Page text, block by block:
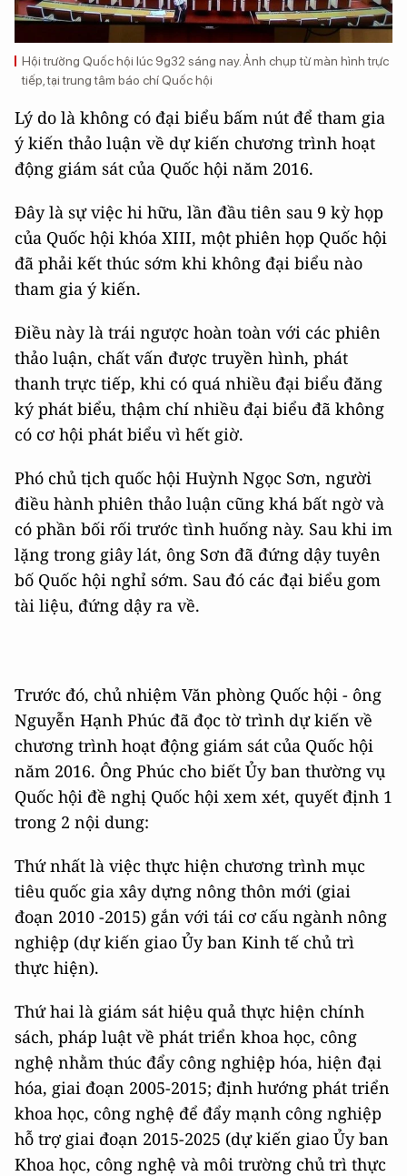
Hội trường Quốc hội lúc 9g32 sáng nay. Ảnh chụp từ màn hình trực
tiếp, tại trung tâm báo chí Quốc hội
Lý do là không có đại biểu bấm nút để tham gia
ý kiến thảo luận về dự kiến chương trình hoạt
động giám sát của Quốc hội năm 2016.
Đây là sự việc hi hữu, lần đầu tiên sau 9 kỳ họp
của Quốc hội khóa XIII, một phiên họp Quốc hội
đã phải kết thúc sớm khi không đại biểu nào
tham gia ý kiến.
Điều này là trái ngược hoàn toàn với các phiên
thảo luận, chất vấn được truyền hình, phát
thanh trực tiếp, khi có quá nhiều đại biểu đăng
ký phát biểu, thậm chí nhiều đại biểu đã không
có cơ hội phát biểu vì hết giờ.
Phó chủ tịch quốc hội Huỳnh Ngọc Sơn, người
điều hành phiên thảo luận cũng khá bất ngờ và
có phần bối rối trước tình huống này. Sau khi im
lặng trong giây lát, ông Sơn đã đứng dậy tuyên
bố Quốc hội nghỉ sớm. Sau đó các đại biểu gom
tài liệu, đứng dậy ra về.
Trước đó, chủ nhiệm Văn phòng Quốc hội - ông
Nguyễn Hạnh Phúc đã đọc tờ trình dự kiến về
chương trình hoạt động giám sát của Quốc hội
năm 2016. Ông Phúc cho biết Ủy ban thường vụ
Quốc hội đề nghị Quốc hội xem xét, quyết định 1
trong 2 nội dung:
Thứ nhất là việc thực hiện chương trình mục
tiêu quốc gia xây dựng nông thôn mới (giai
đoạn 2010 -2015) gắn với tái cơ cấu ngành nông
nghiệp (dự kiến giao Ủy ban Kinh tế chủ trì
thực hiện).
Thứ hai là giám sát hiệu quả thực hiện chính
sách, pháp luật về phát triển khoa học, công
nghệ nhằm thúc đẩy công nghiệp hóa, hiện đại
hóa, giai đoạn 2005-2015; định hướng phát triển
khoa học, công nghệ để đẩy mạnh công nghiệp
hỗ trợ giai đoạn 2015-2025 (dự kiến giao Ủy ban
Khoa học, công nghệ và môi trường chủ trì thực